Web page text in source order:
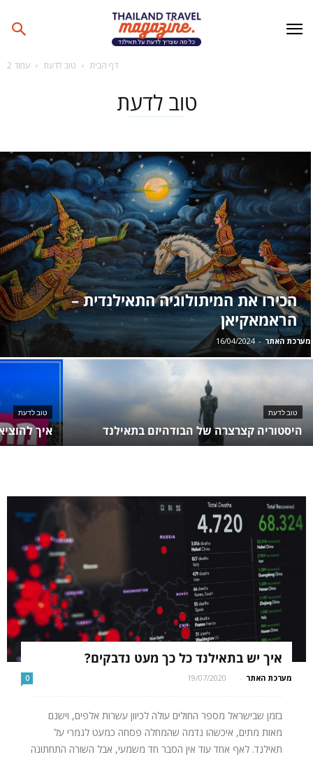
דף הבית טוב לדעת עמוד 2
טוב לדעת
הכירו את המיתולוגיה התאילנדית –
הראמאקיאן
מערכת האתר -
16/04/2024
טוב לדעת
היסטוריה קצרצרה של הבודהיזם בתאילנד
טוב לדעת
איך
איך יש בתאילנד כל כך מעט נדבקים?
מערכת האתר -
19/07/2020
0
בזמן שבישראל מספר החולים עולה לכיוון עשרות אלפים, וישנם
מאות מתים, איכשהו נדמה שהמחלה פסחה כמעט לגמרי על
תאילנד. לאף אחד עוד אין הסבר חד משמעי, אבל השורה התחתונה